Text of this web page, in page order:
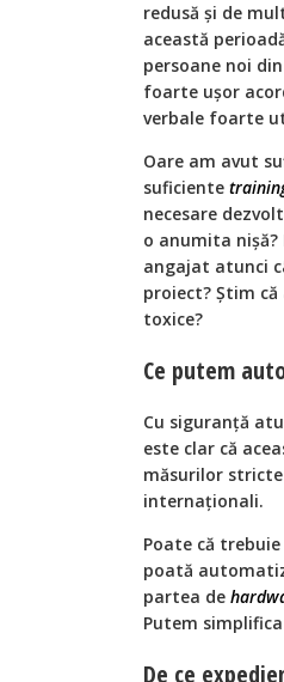
redusă și de
această
persoane noi
foarte uşor
verbale foarte
Oare am avut
suficiente
necesare
o anumita
angajat atunci
proiect? Știm
toxice?
Ce putem
Cu siguranţă
este clar că
măsurilor
internaţionali.
Poate că
poată
partea de
Putem
De ce